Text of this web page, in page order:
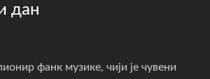
дан
фанк музике, чији је чувени